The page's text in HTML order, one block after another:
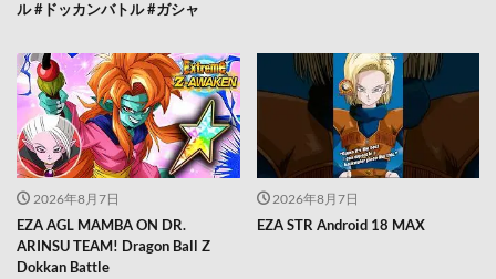
ル #ドッカンバトル #ガシャ
2026年8月7日
EZA AGL MAMBA ON DR.
ARINSU TEAM! Dragon Ball Z
Dokkan Battle
2026年8月7日
EZA STR Android 18 MAX